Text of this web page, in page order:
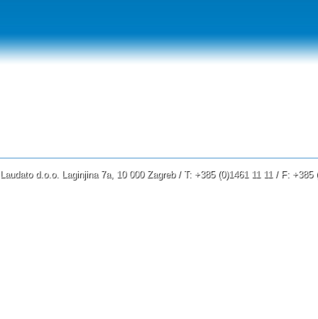
Laudato d.o.o. Laginjina 7a, 10 000 Zagreb / T: +385 (0)1461 11 11 / F: